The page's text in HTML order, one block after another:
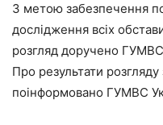
З метою забезпечення
дослідження всіх
розгляд доручено ГУМВС
Про результати
поінформовано ГУМВС